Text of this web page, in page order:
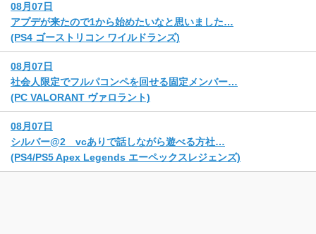
08月07日
アプデが来たので1から始めたいなと思いました…
(PS4 ゴーストリコン ワイルドランズ)
08月07日
社会人限定でフルパコンペを回せる固定メンバー…
(PC VALORANT ヴァロラント)
08月07日
シルバー@2 vcありで話しながら遊べる方社…
(PS4/PS5 Apex Legends エーペックスレジェンズ)